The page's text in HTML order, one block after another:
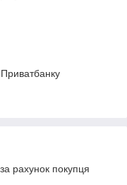
рахунок покупця